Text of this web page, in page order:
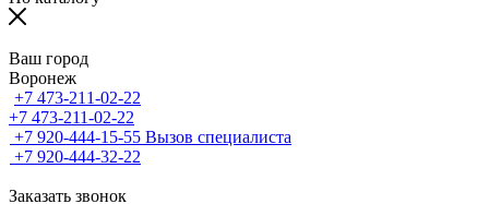
Ваш город
Воронеж
+7 473-211-02-22
+7 473-211-02-22
+7 920-444-15-55 Вызов специалиста
+7 920-444-32-22
Заказать звонок